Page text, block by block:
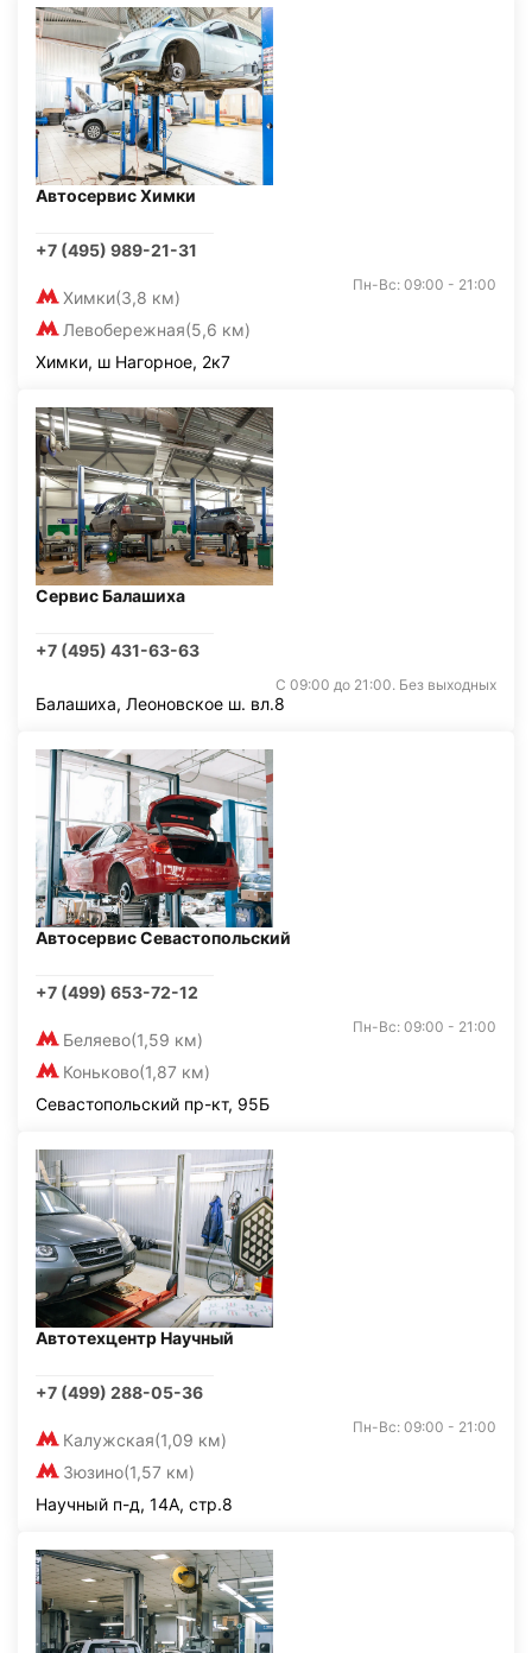
Автосервис Химки
+7 (495) 989-21-31
Химки(3,8 км)
Левобережная(5,6 км)
Пн-Вс: 09:00 - 21:00
Химки, ш Нагорное, 2к7
Сервис Балашиха
+7 (495) 431-63-63
С 09:00 до 21:00. Без выходных
Балашиха, Леоновское ш. вл.8
Автосервис Севастопольский
+7 (499) 653-72-12
Беляево(1,59 км)
Коньково(1,87 км)
Пн-Вс: 09:00 - 21:00
Севастопольский пр-кт, 95Б
Автотехцентр Научный
+7 (499) 288-05-36
Калужская(1,09 км)
Зюзино(1,57 км)
Пн-Вс: 09:00 - 21:00
Научный п-д, 14А, стр.8